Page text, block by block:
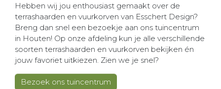
Hebben wij jou enthousiast gemaakt over de
terrashaarden en vuurkorven van Esschert Design?
Breng dan snel een bezoekje aan ons tuincentrum
in Houten! Op onze afdeling kun je alle verschillende
soorten terrashaarden en vuurkorven bekijken én
jouw favoriet uitkiezen. Zien we je snel?
Bezoek ons tuincentrum